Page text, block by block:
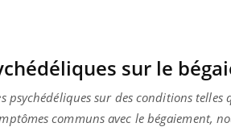
sur le
psychédéliques sur des conditions telles
communs avec le bégaiement,